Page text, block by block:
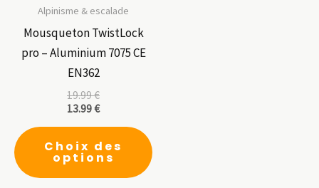
Alpinisme & escalade
Mousqueton TwistLock
pro – Aluminium 7075 CE
EN362
19.99€
13.99€
Choix des
options
produit